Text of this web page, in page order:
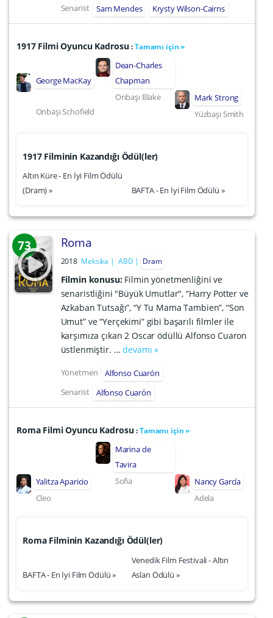
Senarist
Sam Mendes Krysty Wilson-Cairns
1917 Filmi Oyuncu Kadrosu:Tamamı için »
George MacKay
Onbaşı Schofield
Dean-Charles
Chapman
Onbaşı Blake
Mark Strong
Yüzbaşı Smith
1917 Filminin Kazandığı Ödül(ler)
Altın Küre - En İyi Film Ödülü
(Dram) »
BAFTA - En İyi Film Ödülü »
73 Roma
2018 Meksika ABD Dram
Filmin konusu: Filmin yönetmenliğini ve
senaristliğini "Büyük Umutlar", “Harry Potter ve
Azkaban Tutsağı”, “Y Tu Mama Tambien”, “Son
Umut” ve “Yerçekimi” gibi başarılı filmler ile
karşımıza çıkan 2 Oscar ödüllü Alfonso Cuaron
üstlenmiştir. …devamı »
Yönetmen
Alfonso Cuarón
Senarist
Alfonso Cuarón
Roma Filmi Oyuncu Kadrosu:Tamamı için »
Yalitza Aparicio
Cleo
Marina de
Tavira
Sofia
Nancy García
Adela
Roma Filminin Kazandığı Ödül(ler)
BAFTA - En İyi Film Ödülü »
Venedik Film Festivali - Altın
Aslan Ödülü »